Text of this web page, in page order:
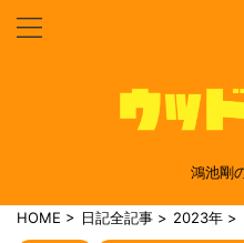
鴻池剛
HOME > 日記全記事 > 2023年 >